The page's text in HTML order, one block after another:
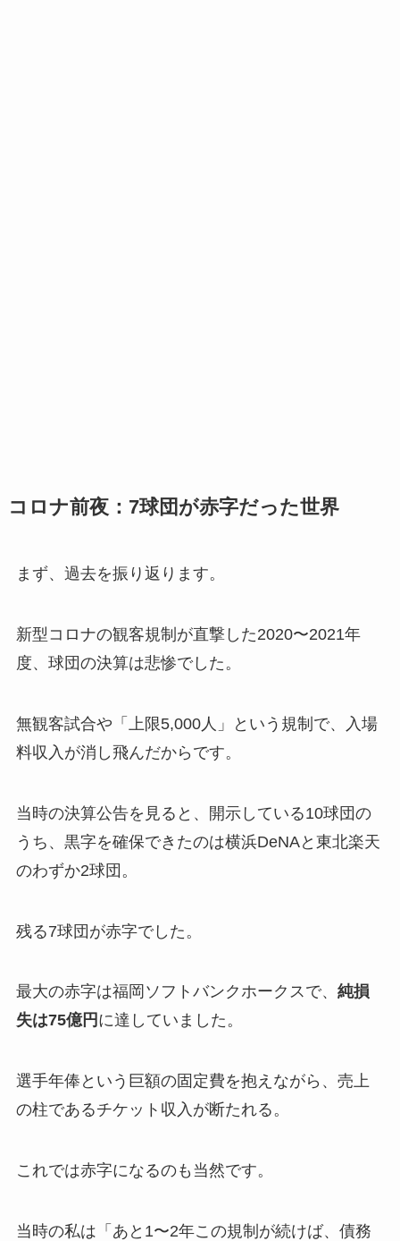
コロナ前夜：7球団が赤字だった世界
まず、過去を振り返ります。
新型コロナの観客規制が直撃した2020〜2021年
度、球団の決算は悲惨でした。
無観客試合や「上限5,000人」という規制で、入場
料収入が消し飛んだからです。
当時の決算公告を見ると、開示している10球団の
うち、黒字を確保できたのは横浜DeNAと東北楽天
のわずか2球団。
残る7球団が赤字でした。
最大の赤字は福岡ソフトバンクホークスで、 純損
失は75億円 に達していました。
選手年俸という巨額の固定費を抱えながら、売上
の柱であるチケット収入が断たれる。
これでは赤字になるのも当然です。
当時の私は「あと1〜2年この規制が続けば、債務